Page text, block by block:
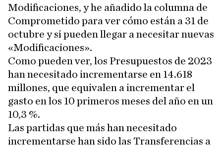
Modificaciones, y he añadido la columna de
Comprometido para ver cómo están a 31 de
octubre y si pueden llegar a necesitar nuevas
«Modificaciones».
Como pueden ver, los Presupuestos de 2023
han necesitado incrementarse en 14.618
millones, que equivalen a incrementar el
gasto en los 10 primeros meses del año en un
10,3 %.
Las partidas que más han necesitado
incrementarse han sido las Transferencias a